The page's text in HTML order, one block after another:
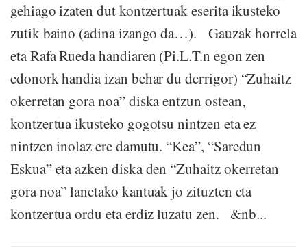
gehiago izaten dut kontzertuak eserita ikusteko
zutik baino (adina izango da…). Gauzak horrela
eta Rafa Rueda handiaren (Pi.L.T.n egon zen
edonork handia izan behar du derrigor) “Zuhaitz
okerretan gora noa” diska entzun ostean,
kontzertua ikusteko gogotsu nintzen eta ez
nintzen inolaz ere damutu. “Kea”, “Saredun
Eskua” eta azken diska den “Zuhaitz okerretan
gora noa” lanetako kantuak jo zituzten eta
kontzertua ordu eta erdiz luzatu zen. &nb...